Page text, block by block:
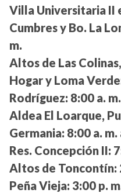
Villa Universitaria II
Cumbres y Bo. La
m.
Altos de Las
Hogar y Loma
Rodríguez: 8:00 a.
Aldea El Loarque,
Germania: 8:00 a.
Res. Concepción II:
Altos de Toncontín:
Peña Vieja: 3:00 p.